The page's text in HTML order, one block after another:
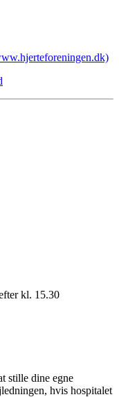
kl. 15.30
stille dine egne
hvis hospitalet